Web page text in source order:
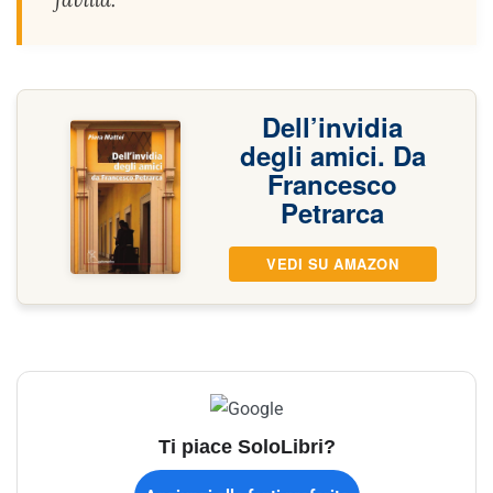
Dell’invidia
degli amici. Da
Francesco
Petrarca
VEDI SU AMAZON
Ti piace SoloLibri?